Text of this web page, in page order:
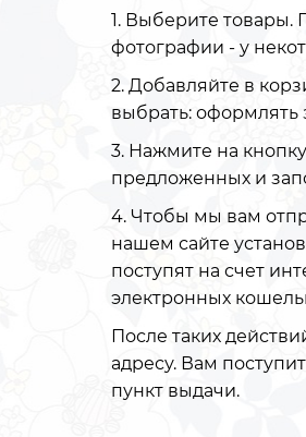
1. Выберите товары.
фотографии - у
2. Добавляйте в
выбрать: оформлять
3. Нажмите на
предложенных и
4. Чтобы мы вам
нашем сайте
поступят на счет
электронных
После таких
адресу. Вам
пункт выдачи.